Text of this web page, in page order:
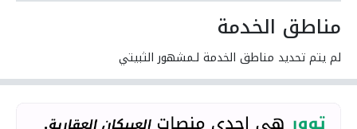
مناطق الخدمة
لم يتم تحديد مناطق الخدمة لـمشهور الثبيتي